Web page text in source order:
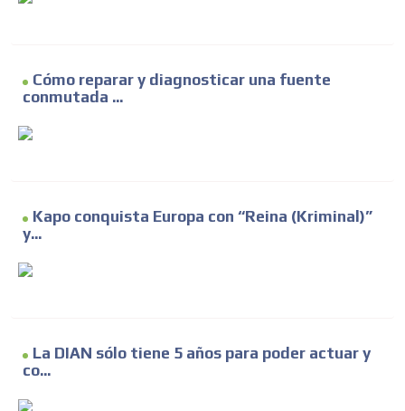
Cómo reparar y diagnosticar una fuente
conmutada ...
Kapo conquista Europa con “Reina (Kriminal)”
y...
La DIAN sólo tiene 5 años para poder actuar y
co...